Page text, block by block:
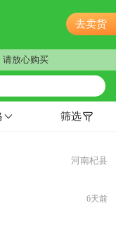
去卖货
请放心购买
筛选
河南杞县
6天前